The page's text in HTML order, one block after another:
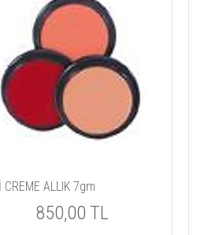
CREME ALLIK 7gm
850,00 TL